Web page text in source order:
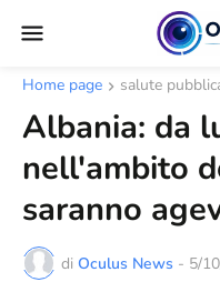
Home page salute
Albania: da
nell'ambito
saranno
di Oculus News - 5/